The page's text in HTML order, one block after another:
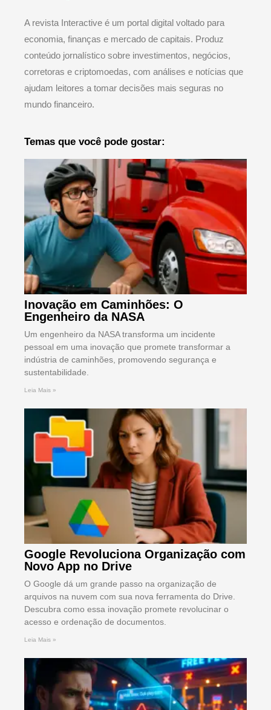
A revista Interactive é um portal digital voltado para
economia, finanças e mercado de capitais. Produz
conteúdo jornalístico sobre investimentos, negócios,
corretoras e criptomoedas, com análises e notícias que
ajudam leitores a tomar decisões mais seguras no
mundo financeiro.
Temas que você pode gostar:
Inovação em Caminhões: O
Engenheiro da NASA
Um engenheiro da NASA transforma um incidente
pessoal em uma inovação que promete transformar a
indústria de caminhões, promovendo segurança e
sustentabilidade.
Leia Mais »
Google Revoluciona Organização com
Novo App no Drive
O Google dá um grande passo na organização de
arquivos na nuvem com sua nova ferramenta do Drive.
Descubra como essa inovação promete revolucinar o
acesso e ordenação de documentos.
Leia Mais »